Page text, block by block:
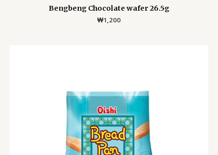
Bengbeng Chocolate wafer 26.5g
₩1,200